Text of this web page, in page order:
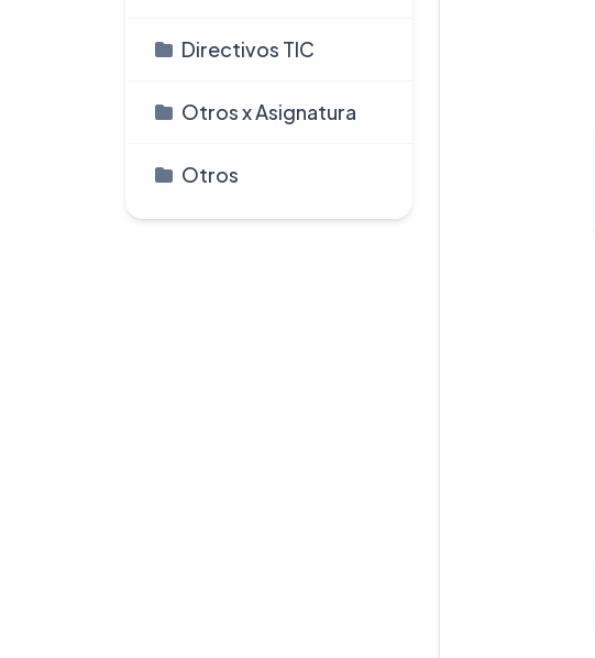
Directivos TIC
Otros x Asignatura
Otros